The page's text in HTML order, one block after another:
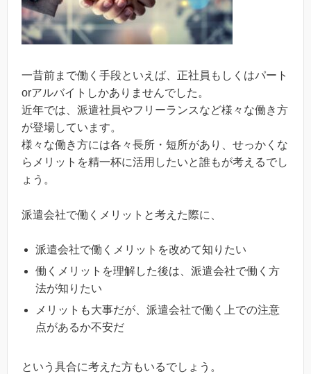
一昔前まで働く手段といえば、正社員もしくはパート
orアルバイトしかありませんでした。
近年では、派遣社員やフリーランスなど様々な働き方
が登場しています。
様々な働き方には各々長所・短所があり、せっかくな
らメリットを精一杯に活用したいと誰もが考えるでし
ょう。
派遣会社で働くメリットと考えた際に、
派遣会社で働くメリットを改めて知りたい
働くメリットを理解した後は、派遣会社で働く方
法が知りたい
メリットも大事だが、派遣会社で働く上での注意
点があるか不安だ
という具合に考えた方もいるでしょう。